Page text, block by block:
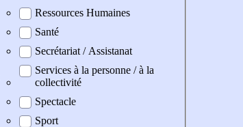
Ressources Humaines
Santé
Secrétariat / Assistanat
Services à la personne / à la
collectivité
Spectacle
Sport